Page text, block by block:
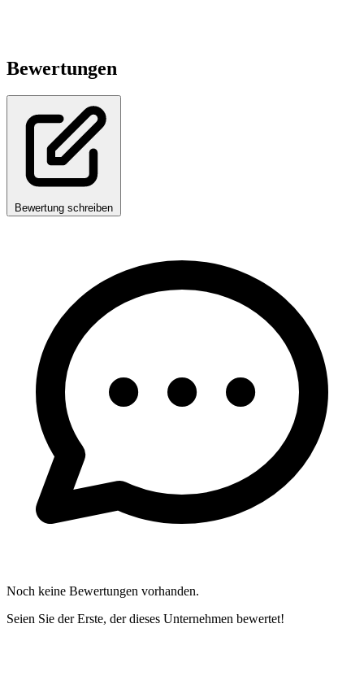
Bewertungen
Bewertung schreiben
Noch keine Bewertungen vorhanden.
Seien Sie der Erste, der dieses Unternehmen bewertet!